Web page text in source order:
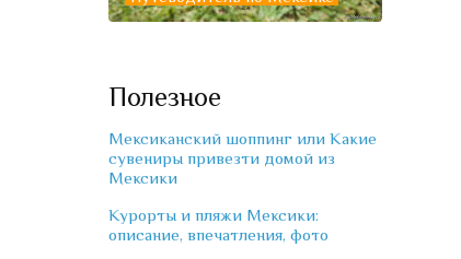
Полезное
Мексиканский шоппинг или Какие
сувениры привезти домой из
Мексики
Курорты и пляжи Мексики:
описание, впечатления, фото